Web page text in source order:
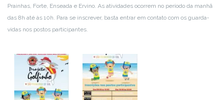
Prainhas, Forte, Enseada e Ervino. As atividades ocorrem no período da manhã
das 8h até às 10h. Para se inscrever, basta entrar em contato com os guarda-
vidas nos postos participantes.